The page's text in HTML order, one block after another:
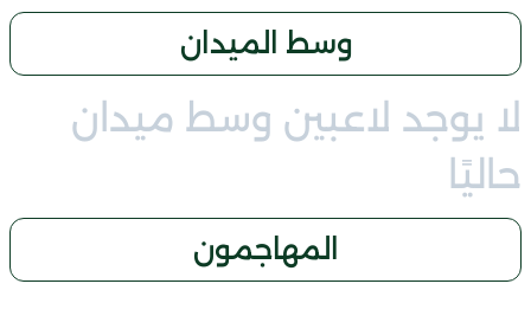
وسط الميدان
لا يوجد لاعبين وسط ميدان
حاليًا
المهاجمون